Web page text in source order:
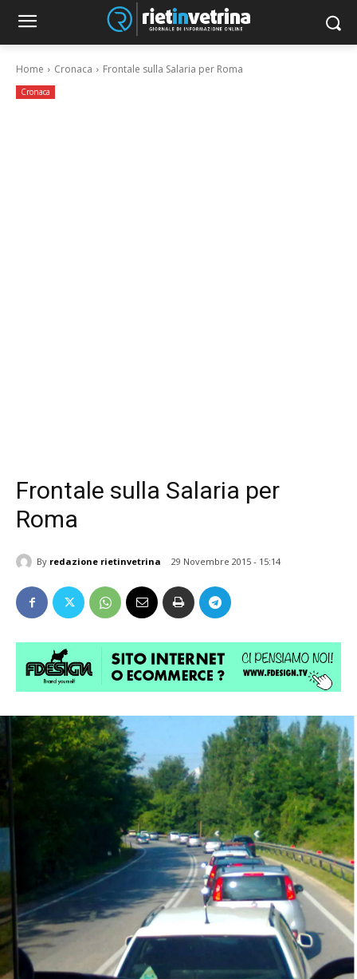
Home Cronaca Frontale sulla Salaria per Roma
Cronaca
Frontale sulla Salaria per
Roma
By redazione rietinvetrina 29 Novembre 2015 - 15:14